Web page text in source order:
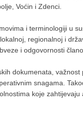
Voćin i Zdenci.
i terminologiji u
regionalnoj i
i odgovornosti
dokumenata, važnost
snagama.
koje zahtijevaju